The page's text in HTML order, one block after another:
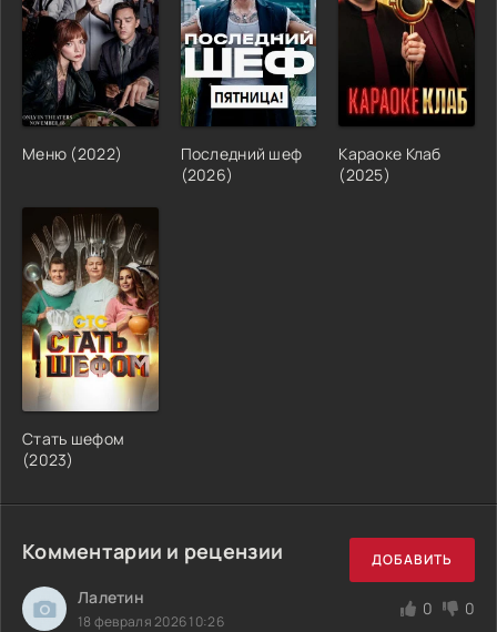
Меню (2022)
Последний шеф
(2026)
Караоке Клаб
(2025)
Стать шефом
(2023)
Комментарии и рецензии ДОБАВИТЬ
Лалетин
18 февраля 2026 10:26
0 0